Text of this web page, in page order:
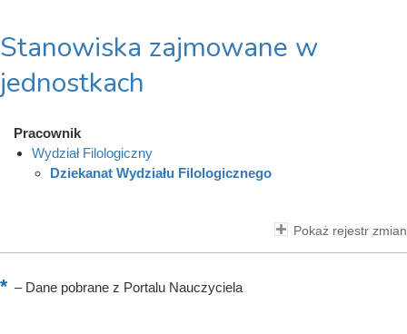
Stanowiska zajmowane w
jednostkach
Pracownik
Wydział Filologiczny
Dziekanat Wydziału Filologicznego
Pokaż rejestr zmian
–Dane pobrane z Portalu Nauczyciela